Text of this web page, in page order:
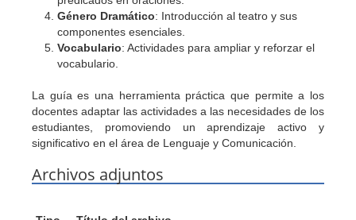
Género Dramático: Introducción al teatro y sus
componentes esenciales.
Vocabulario: Actividades para ampliar y reforzar el
vocabulario.
La guía es una herramienta práctica que permite a los
docentes adaptar las actividades a las necesidades de los
estudiantes, promoviendo un aprendizaje activo y
significativo en el área de Lenguaje y Comunicación.
Archivos adjuntos